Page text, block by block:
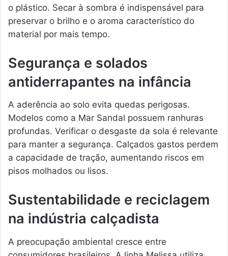
o plástico. Secar à sombra é indispensável para
preservar o brilho e o aroma característico do
material por mais tempo.
Segurança e solados
antiderrapantes na infância
A aderência ao solo evita quedas perigosas.
Modelos como a Mar Sandal possuem ranhuras
profundas. Verificar o desgaste da sola é relevante
para manter a segurança. Calçados gastos perdem
a capacidade de tração, aumentando riscos em
pisos molhados ou lisos.
Sustentabilidade e reciclagem
na indústria calçadista
A preocupação ambiental cresce entre